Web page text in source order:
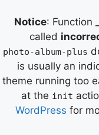
Notice: Function
called
photo-album-plus
is usually an
theme running too
at the init
WordPress for